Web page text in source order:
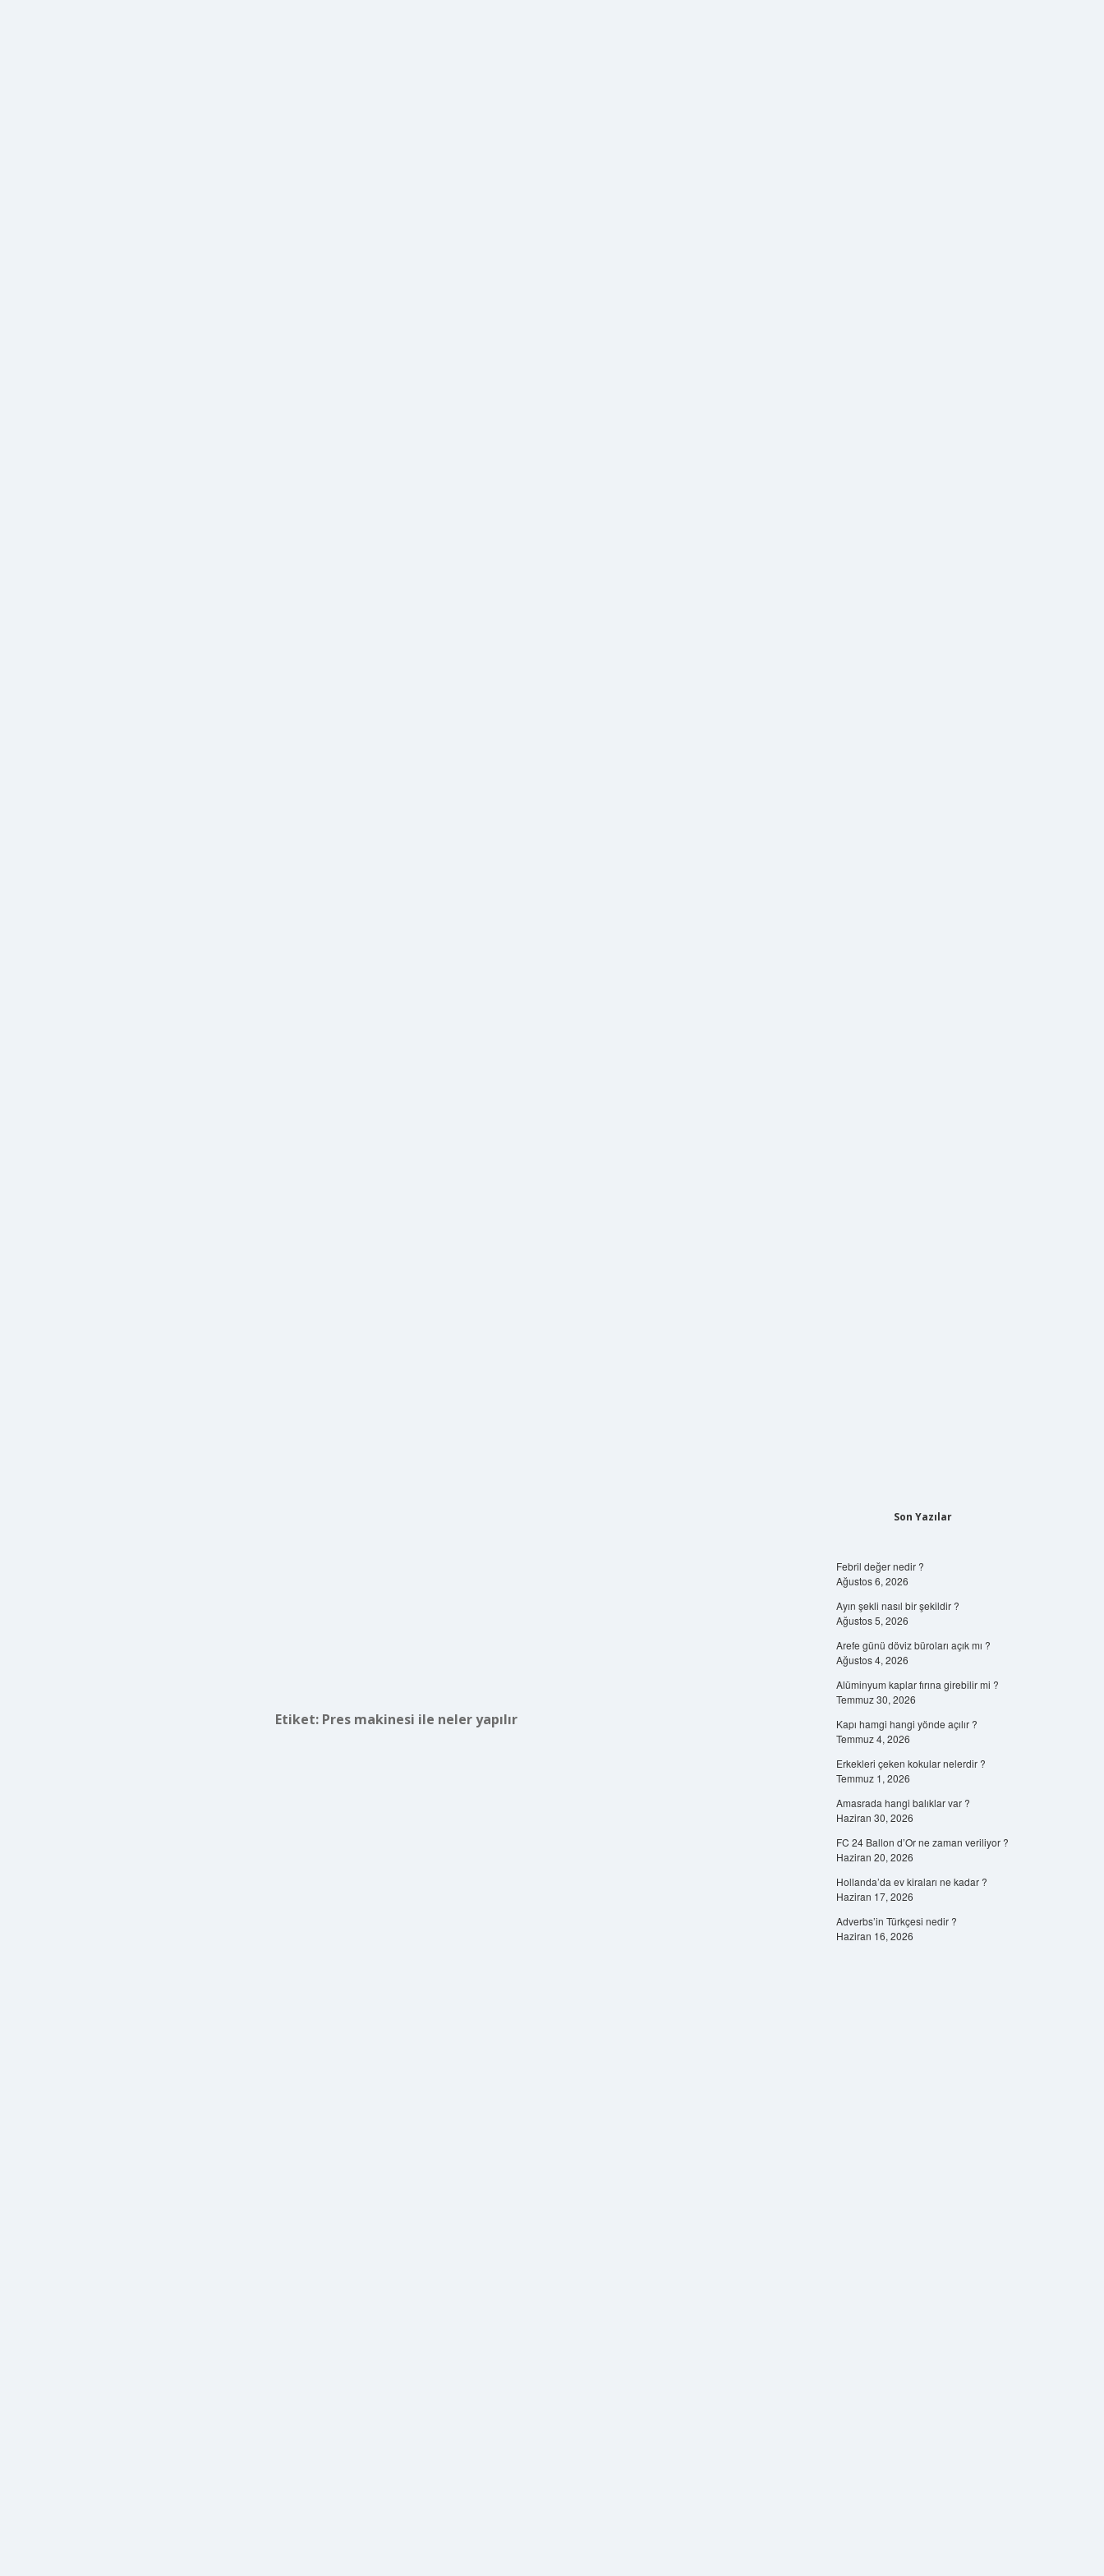
Etiket: Pres makinesi ile neler yapılır
Son Yazılar
Febril değer nedir ?
Ağustos 6, 2026
Ayın şekli nasıl bir şekildir ?
Ağustos 5, 2026
Arefe günü döviz büroları açık mı ?
Ağustos 4, 2026
Alüminyum kaplar fırına girebilir mi ?
Temmuz 30, 2026
Kapı hamgi hangi yönde açılır ?
Temmuz 4, 2026
Erkekleri çeken kokular nelerdir ?
Temmuz 1, 2026
Amasrada hangi balıklar var ?
Haziran 30, 2026
FC 24 Ballon d’Or ne zaman veriliyor ?
Haziran 20, 2026
Hollanda’da ev kiraları ne kadar ?
Haziran 17, 2026
Adverbs’in Türkçesi nedir ?
Haziran 16, 2026